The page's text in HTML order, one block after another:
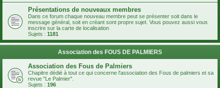
r
Présentations de nouveaux membres
Dans ce forum chaque nouveau membre peut se présenter soit dans le
message général, soit en créant sont propre sujet. Vous pouvez aussi vous
inscrire sur la carte de localisation
Sujets : 1181
Association des FOUS DE PALMIERS
Association des Fous de Palmiers
Chapitre dédié à tout ce qui concerne l'association des Fous de palmiers et sa
revue "Le Palmier".
Sujets : 196